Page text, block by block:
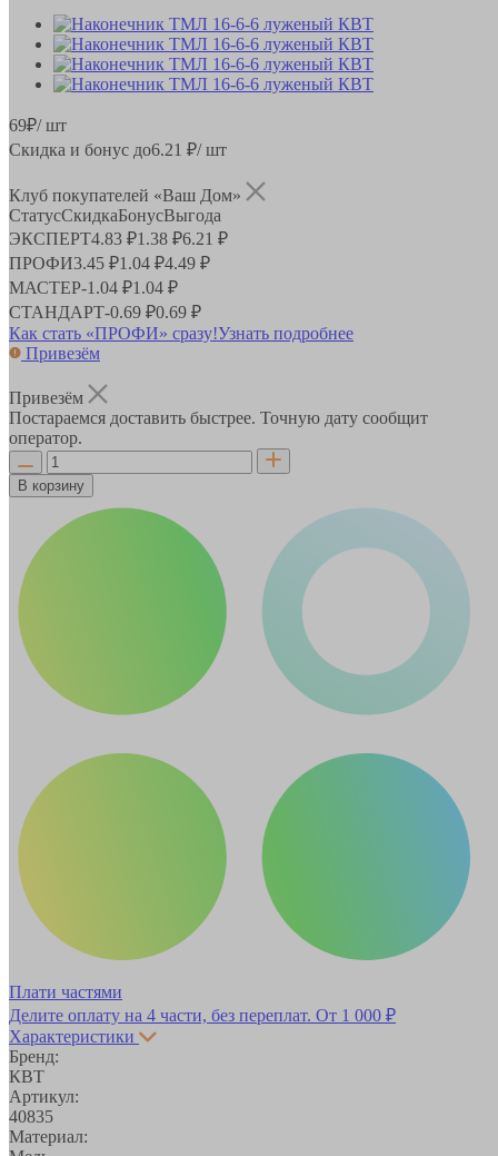
69₽/ шт
Скидка и бонус до6.21 ₽/ шт
Клуб покупателей «Ваш Дом»
СтатусСкидкаБонусВыгода
ЭКСПЕРТ4.83 ₽1.38 ₽6.21 ₽
ПРОФИ3.45 ₽1.04 ₽4.49 ₽
МАСТЕР-1.04 ₽1.04 ₽
СТАНДАРТ-0.69 ₽0.69 ₽
Как стать «ПРОФИ» сразу!Узнать подробнее
Привезём
Привезём
Постараемся доставить быстрее. Точную дату сообщит
оператор.
В корзину
Плати частями
Делите оплату на 4 части, без переплат. От 1 000 ₽
Характеристики
Бренд:
КВТ
Артикул:
40835
Материал: